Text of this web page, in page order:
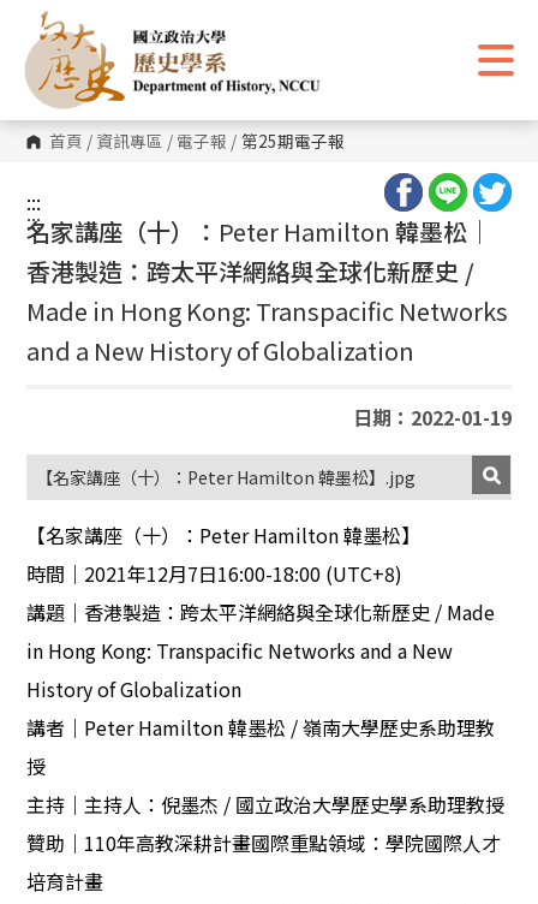
主
要
內
區
塊 首頁 / 資訊專區 / 電子報 / 第25期電子報
:::
:::
名家講座（十）： Peter Hamilton韓墨松｜
香港製造：跨太平洋網絡與全球化新歷史 /
Made in Hong Kong: Transpacific Networks
and a New History of Globalization
日期：2022-01-19
【名家講座（十）：Peter Hamilton 韓墨松】.jpg
【名家講座（十）： Peter Hamilton韓墨松】
時間｜ 2021年12月7日16:00-18:00 (UTC+8)
講題｜香港製造：跨太平洋網絡與全球化新歷史 / Made
in Hong Kong: Transpacific Networks and a New
History of Globalization
講者｜ Peter Hamilton韓墨松 /嶺南大學歷史系助理教
授
主持｜主持人：倪墨杰 / 國立政治大學歷史學系助理教授
贊助｜ 110年高教深耕計畫國際重點領域：學院國際人才
培育計畫